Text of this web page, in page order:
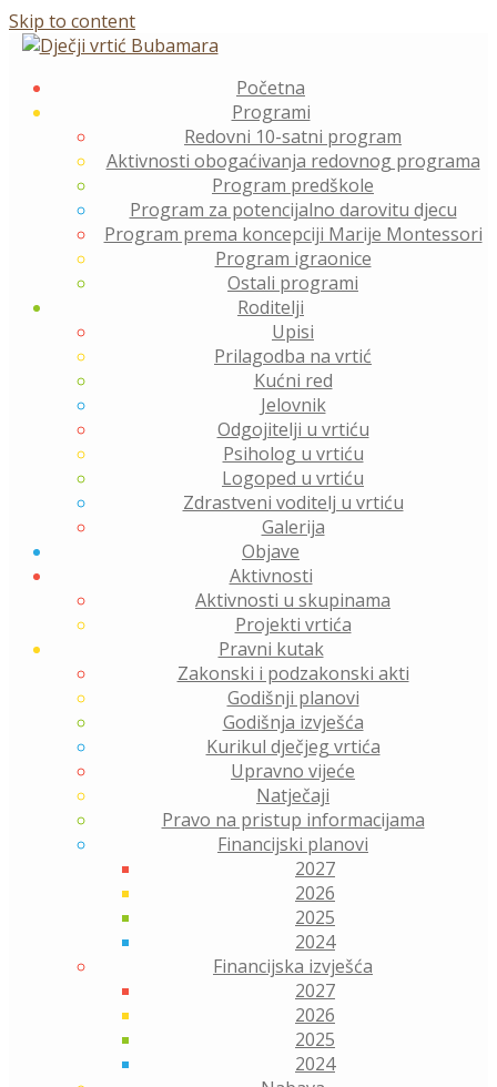
Skip to content
Početna
Programi
Redovni 10-satni program
Aktivnosti obogaćivanja redovnog programa
Program predškole
Program za potencijalno darovitu djecu
Program prema koncepciji Marije Montessori
Program igraonice
Ostali programi
Roditelji
Upisi
Prilagodba na vrtić
Kućni red
Jelovnik
Odgojitelji u vrtiću
Psiholog u vrtiću
Logoped u vrtiću
Zdrastveni voditelj u vrtiću
Galerija
Objave
Aktivnosti
Aktivnosti u skupinama
Projekti vrtića
Pravni kutak
Zakonski i podzakonski akti
Godišnji planovi
Godišnja izvješća
Kurikul dječjeg vrtića
Upravno vijeće
Natječaji
Pravo na pristup informacijama
Financijski planovi
2027
2026
2025
2024
Financijska izvješća
2027
2026
2025
2024